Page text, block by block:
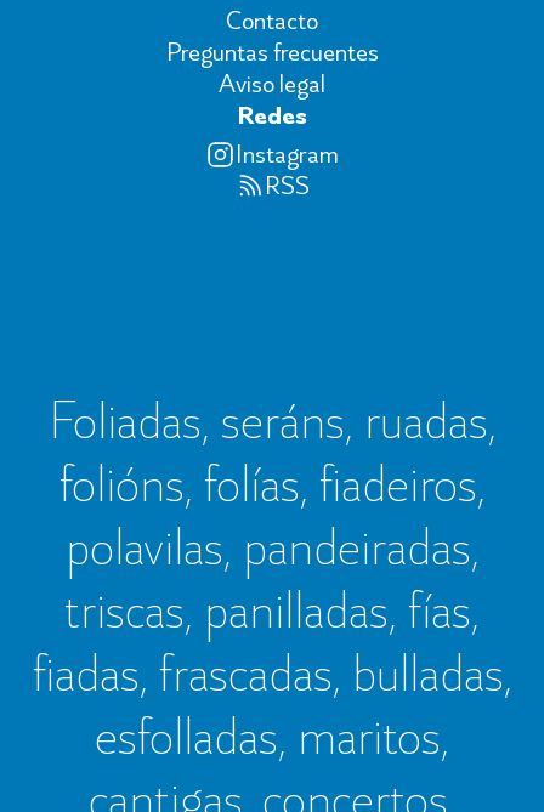
Contacto
Preguntas frecuentes
Aviso legal
Redes
Instagram
RSS
Foliadas, seráns, ruadas,
folións, folías, fiadeiros,
polavilas, pandeiradas,
triscas, panilladas, fías,
fiadas, frascadas, bulladas,
esfolladas, maritos,